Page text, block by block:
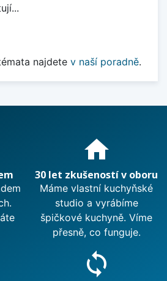
najdete v naší poradně.
nás? home
30 let zkušeností v oboru
Máme vlastní kuchyňské
studio a vyrábíme
špičkové kuchyně. Víme
přesně, co funguje.
sync